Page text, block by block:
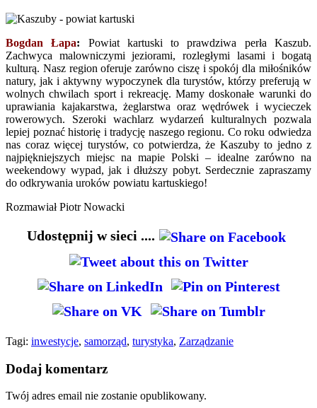
Bogdan Łapa: Powiat kartuski to prawdziwa perła Kaszub.
Zachwyca malowniczymi jeziorami, rozległymi lasami i bogatą
kulturą. Nasz region oferuje zarówno ciszę i spokój dla miłośników
natury, jak i aktywny wypoczynek dla turystów, którzy preferują w
wolnych chwilach sport i rekreację. Mamy doskonałe warunki do
uprawiania kajakarstwa, żeglarstwa oraz wędrówek i wycieczek
rowerowych. Szeroki wachlarz wydarzeń kulturalnych pozwala
lepiej poznać historię i tradycję naszego regionu. Co roku odwiedza
nas coraz więcej turystów, co potwierdza, że Kaszuby to jedno z
najpiękniejszych miejsc na mapie Polski – idealne zarówno na
weekendowy wypad, jak i dłuższy pobyt. Serdecznie zapraszamy
do odkrywania uroków powiatu kartuskiego!
Rozmawiał Piotr Nowacki
Udostępnij w sieci ....
Tagi: inwestycje, samorząd, turystyka, Zarządzanie
Dodaj komentarz
Twój adres email nie zostanie opublikowany.